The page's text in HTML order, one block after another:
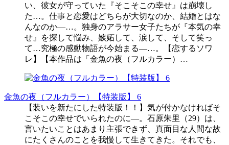
い、彼女が守っていた『そこそこの幸せ』は崩壊し
た…。仕事と恋愛はどちらが大切なのか、結婚とはな
んなのか―…。独身のアラサー女子たちが『本気の幸
せ』を探して悩み、嫉妬して、涙して、そして笑っ
て…究極の感動物語が今始まる―…。【恋するソワ
レ】【本作品は「金魚の夜（フルカラー）…
金魚の夜（フルカラー）【特装版】 6
【装いを新たにした特装版！！】気が付かなければそ
こそこの幸せでいられたのに―。石原朱里（29）は、
言いたいことはあまり主張できず、真面目な人間な故
にたくさんのことを我慢して生きてきた。それでも、